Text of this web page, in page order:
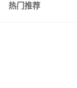
热门推荐